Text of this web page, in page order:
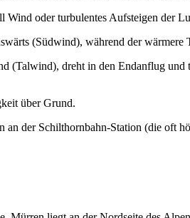
oder turbulentes Aufsteigen der
(Südwind), während der
dreht in den Endanflug
über Grund.
der Schilthornbahn-Station (die oft